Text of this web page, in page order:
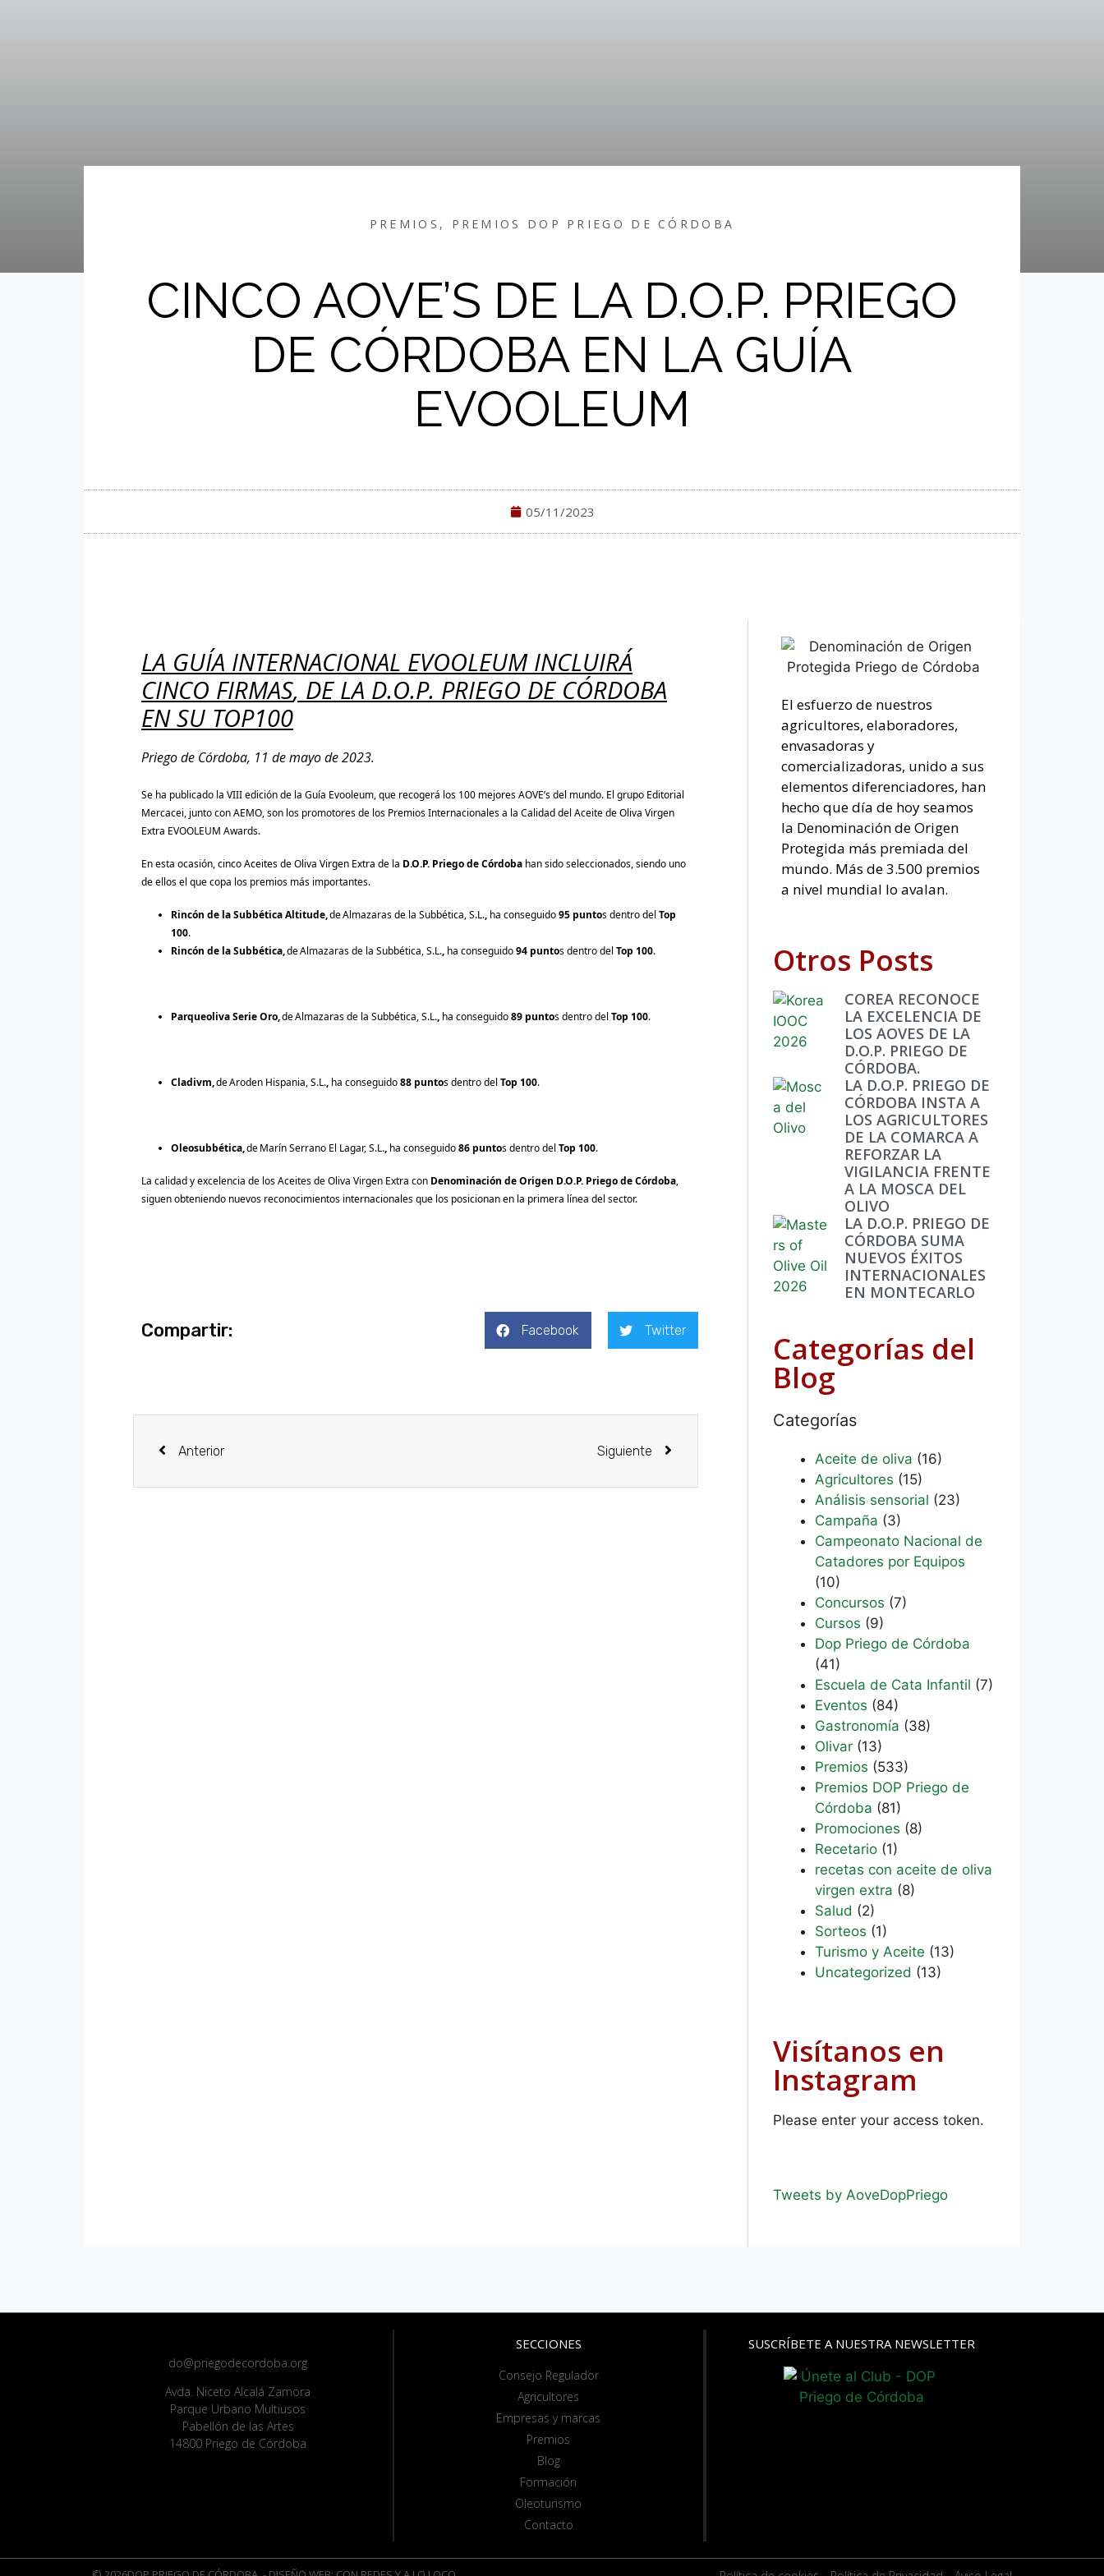
PREMIOS , PREMIOS DOP PRIEGO DE CÓRDOBA
CINCO AOVE’S DE LA D.O.P. PRIEGO
DE CÓRDOBA EN LA GUÍA
EVOOLEUM
05/11/2023
LA GUÍA INTERNACIONAL EVOOLEUM INCLUIRÁ
CINCO FIRMAS, DE LA D.O.P. PRIEGO DE CÓRDOBA
EN SU TOP100
Priego de Córdoba, 11 de mayo de 2023.
Se ha publicado la VIII edición de la Guía Evooleum, que recogerá los 100 mejores AOVE’s del mundo. El grupo Editorial
Mercacei, junto con AEMO, son los promotores de los Premios Internacionales a la Calidad del Aceite de Oliva Virgen
Extra EVOOLEUM Awards.
En esta ocasión, cinco Aceites de Oliva Virgen Extra de la D.O.P. Priego de Córdoba han sido seleccionados, siendo uno
de ellos el que copa los premios más importantes.
Rincón de la Subbética Altitude,de Almazaras de la Subbética, S.L., ha conseguido95 puntos dentro del Top
100.
Rincón de la Subbética,de Almazaras de la Subbética, S.L., ha conseguido94 puntos dentro del Top 100.
Parqueoliva Serie Oro,de Almazaras de la Subbética, S.L., ha conseguido89 puntos dentro del Top 100.
Cladivm,de Aroden Hispania, S.L., ha conseguido88 puntos dentro del Top 100.
Oleosubbética,de Marín Serrano El Lagar, S.L., ha conseguido86 puntos dentro del Top 100.
La calidad y excelencia de los Aceites de Oliva Virgen Extra con Denominación de Origen D.O.P. Priego de Córdoba,
siguen obteniendo nuevos reconocimientos internacionales que los posicionan en la primera línea del sector.
Compartir: Facebook Twitter
Anterior Siguiente
El esfuerzo de nuestros
agricultores, elaboradores,
envasadoras y
comercializadoras, unido a sus
elementos diferenciadores, han
hecho que día de hoy seamos
la Denominación de Origen
Protegida más premiada del
mundo. Más de 3.500 premios
a nivel mundial lo avalan.
Otros Posts
COREA RECONOCE
LA EXCELENCIA DE
LOS AOVES DE LA
D.O.P. PRIEGO DE
CÓRDOBA.
LA D.O.P. PRIEGO DE
CÓRDOBA INSTA A
LOS AGRICULTORES
DE LA COMARCA A
REFORZAR LA
VIGILANCIA FRENTE
A LA MOSCA DEL
OLIVO
LA D.O.P. PRIEGO DE
CÓRDOBA SUMA
NUEVOS ÉXITOS
INTERNACIONALES
EN MONTECARLO
Categorías del
Blog
Categorías
Aceite de oliva (16)
Agricultores (15)
Análisis sensorial (23)
Campaña (3)
Campeonato Nacional de
Catadores por Equipos
(10)
Concursos (7)
Cursos (9)
Dop Priego de Córdoba
(41)
Escuela de Cata Infantil (7)
Eventos (84)
Gastronomía (38)
Olivar(13)
Premios (533)
Premios DOP Priego de
Córdoba (81)
Promociones (8)
Recetario(1)
recetas con aceite de oliva
virgen extra (8)
Salud (2)
Sorteos (1)
Turismo y Aceite (13)
Uncategorized (13)
Visítanos en
Instagram
Please enter your access token.
Tweets by AoveDopPriego
do@priegodecordoba.org
Avda. Niceto Alcalá Zamora
Parque Urbano Multiusos
Pabellón de las Artes
14800 Priego de Córdoba
SECCIONES
Consejo Regulador
Agricultores
Empresas y marcas
Premios
Blog
Formación
Oleoturismo
Contacto
SUSCRÍBETE A NUESTRA NEWSLETTER